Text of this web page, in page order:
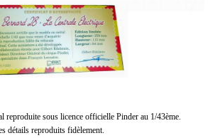
reproduite sous licence officielle Pinder au 1/43ème.
détails reproduits fidèlement.